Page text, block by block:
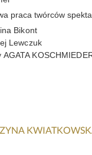
praca twórców
Bikont
Lewczuk
AGATA